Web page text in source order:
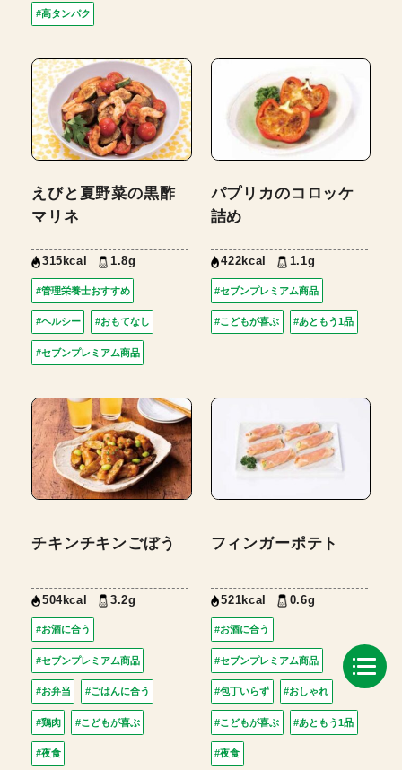
#高タンパク
えびと夏野菜の黒酢
マリネ
315kcal 1.8g
#管理栄養士おすすめ
#ヘルシー #おもてなし
#セブンプレミアム商品
パプリカのコロッケ
詰め
422kcal 1.1g
#セブンプレミアム商品
#こどもが喜ぶ #あともう1品
チキンチキンごぼう
504kcal 3.2g
#お酒に合う
#セブンプレミアム商品
#お弁当 #ごはんに合う
#鶏肉 #こどもが喜ぶ
#夜食
フィンガーポテト
521kcal 0.6g
#お酒に合う
#セブンプレミアム商品
#包丁いらず #おしゃれ
#こどもが喜ぶ #あともう1品
#夜食